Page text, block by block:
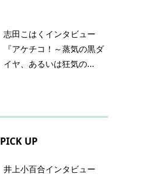
志田こはくインタビュー
『アケチコ！～蒸気の黒ダ
イヤ、あるいは狂気の...
PICK UP
井上小百合インタビュー